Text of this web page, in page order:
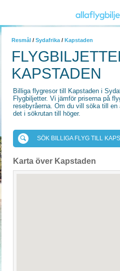
Resmål / Sydafrika / Kapstaden
KAPSTADEN
Billiga flygresor till Kapstaden i
Flygbiljetter. Vi jämför priserna på
resebyråerna. Om du vill söka till
det i sökrutan till höger.
SÖK BILLIGA FLYG TILL
Karta över Kapstaden